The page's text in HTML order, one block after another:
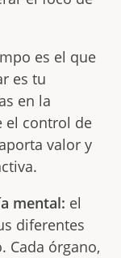
es el que
es tu
en la
el control de
valor y
mental: el
diferentes
Cada órgano,